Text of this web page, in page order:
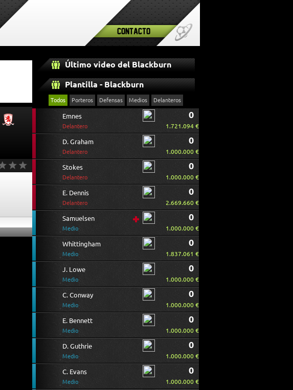
Contacto
Último video del Blackburn
Plantilla - Blackburn
Todos Porteros Defensas Medios Delanteros
Emnes
Delantero
0
1.721.094 €
D. Graham
Delantero
0
1.000.000 €
Stokes
Delantero
0
1.000.000 €
E. Dennis
Delantero
0
2.669.660 €
Samuelsen
Medio
0
1.000.000 €
Whittingham
Medio
0
1.837.061 €
J. Lowe
Medio
0
1.000.000 €
C. Conway
Medio
0
1.000.000 €
E. Bennett
Medio
0
1.000.000 €
D. Guthrie
Medio
0
1.000.000 €
C. Evans
Medio
0
1.000.000 €